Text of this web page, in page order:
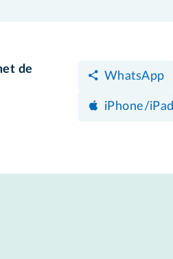
de
WhatsApp
iPhone/iPad